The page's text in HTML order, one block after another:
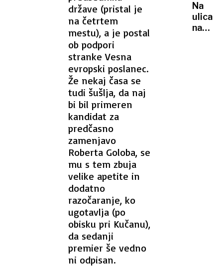
države (pristal je
na četrtem
mestu), a je postal
ob podpori
stranke Vesna
evropski poslanec.
Že nekaj časa se
tudi šušlja, da naj
bi bil primeren
kandidat za
predčasno
zamenjavo
Roberta Goloba, se
mu s tem zbuja
velike apetite in
dodatno
razočaranje, ko
ugotavlja (po
obisku pri Kučanu),
da sedanji
premier še vedno
ni odpisan.
šole
Na
ulicah